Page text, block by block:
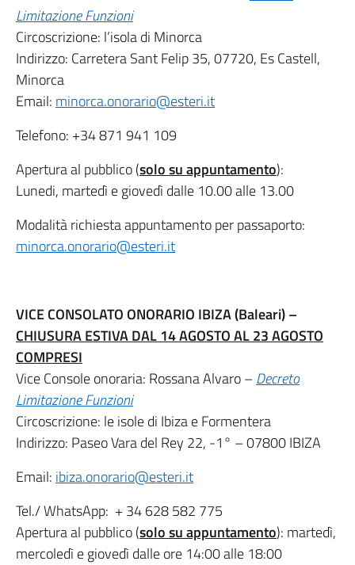
Limitazione Funzioni
Circoscrizione: l’isola di Minorca
Indirizzo: Carretera Sant Felip 35, 07720, Es Castell,
Minorca
Email: minorca.onorario@esteri.it
Telefono: +34 871 941 109
Apertura al pubblico (solo su appuntamento):
Lunedi, martedì e giovedì dalle 10.00 alle 13.00
Modalità richiesta appuntamento per passaporto:
minorca.onorario@esteri.it
VICE CONSOLATO ONORARIO IBIZA (Baleari) –
CHIUSURA ESTIVA DAL 14 AGOSTO AL 23 AGOSTO
COMPRESI
Vice Console onoraria: Rossana Alvaro –Decreto
Limitazione Funzioni
Circoscrizione: le isole di Ibiza e Formentera
Indirizzo: Paseo Vara del Rey 22, -1° – 07800 IBIZA
Email: ibiza.onorario@esteri.it
Tel./ WhatsApp: + 34 628 582 775
Apertura al pubblico (solo su appuntamento): martedì,
mercoledì e giovedì dalle ore 14:00 alle 18:00